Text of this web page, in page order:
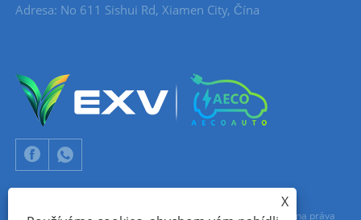
Adresa: No 611 Sishui Rd, Xiamen City, Čína
Copyright © 2024 Xiamen Aecoauto Technology Co., Ltd. Všechna práva
X